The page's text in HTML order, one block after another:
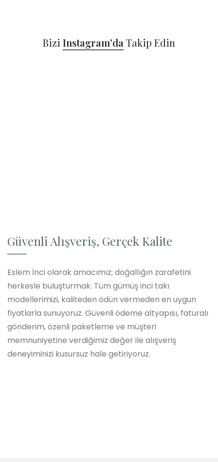
Bizi Instagram'da Takip Edin
Güvenli Alışveriş, Gerçek Kalite
Eslem İnci olarak amacımız; doğallığın zarafetini
herkesle buluşturmak. Tüm gümüş inci takı
modellerimizi, kaliteden ödün vermeden en uygun
fiyatlarla sunuyoruz. Güvenli ödeme altyapısı, faturalı
gönderim, özenli paketleme ve müşteri
memnuniyetine verdiğimiz değer ile alışveriş
deneyiminizi kusursuz hale getiriyoruz.